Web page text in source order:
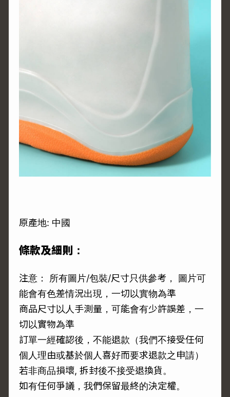
原產地: 中國
條款及細則：
注意： 所有圖片/包裝/尺寸只供參考， 圖片可
能會有色差情況出現，一切以實物為準
商品尺寸以人手測量，可能會有少許誤差，一
切以實物為準
訂單一經確認後，不能退款（我們不接受任何
個人理由或基於個人喜好而要求退款之申請）
若非商品損壞, 拆封後不接受退換貨。
如有任何爭議，我們保留最終的決定權。